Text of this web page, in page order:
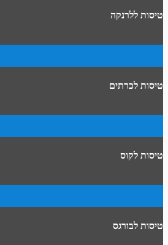
טיסות ללרנקה
טיסות לכרתים
טיסות לקוס
טיסות לבורגס